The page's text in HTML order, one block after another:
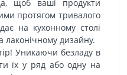
щоб ваші продукти
протягом тривалого
на кухонному столі
лаконічному дизайну.
Уникаючи безладу в
їх у ряд або одну на